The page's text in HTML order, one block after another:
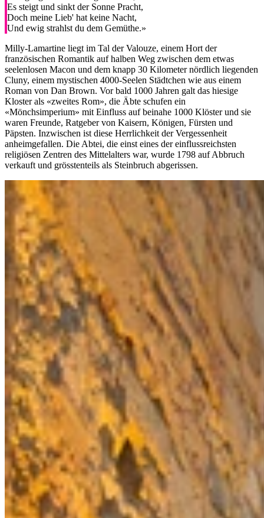
Es steigt und sinkt der Sonne Pracht,
Doch meine Lieb' hat keine Nacht,
Und ewig strahlst du dem Gemüthe.»
Milly-Lamartine liegt im Tal der Valouze, einem Hort der
französischen Romantik auf halben Weg zwischen dem etwas
seelenlosen Macon und dem knapp 30 Kilometer nördlich liegenden
Cluny, einem mystischen 4000-Seelen Städtchen wie aus einem
Roman von Dan Brown. Vor bald 1000 Jahren galt das hiesige
Kloster als «zweites Rom», die Äbte schufen ein
«Mönchsimperium» mit Einfluss auf beinahe 1000 Klöster und sie
waren Freunde, Ratgeber von Kaisern, Königen, Fürsten und
Päpsten. Inzwischen ist diese Herrlichkeit der Vergessenheit
anheimgefallen. Die Abtei, die einst eines der einflussreichsten
religiösen Zentren des Mittelalters war, wurde 1798 auf Abbruch
verkauft und grösstenteils als Steinbruch abgerissen.